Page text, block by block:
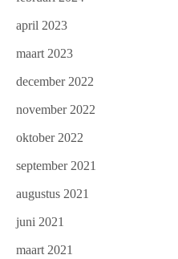
april 2023
maart 2023
december 2022
november 2022
oktober 2022
september 2021
augustus 2021
juni 2021
maart 2021